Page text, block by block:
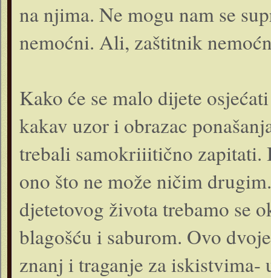
na njima. Ne mogu nam se
nemoćni. Ali, zaštitnik
Kako će se malo dijete
kakav uzor i obrazac
trebali samokriiitično zapitati.
ono što ne može ničim
djetetovog života trebamo se
blagošću i saburom. Ovo
znanj i traganje za